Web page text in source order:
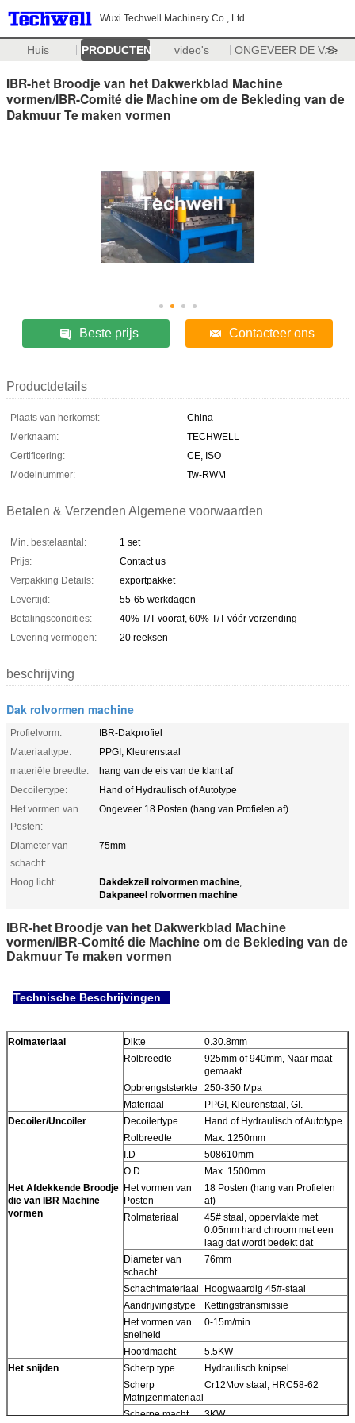
Wuxi Techwell Machinery Co., Ltd
Huis PRODUCTEN video's ONGEVEER DE V.S.
>>
IBR-het Broodje van het Dakwerkblad Machine
vormen/IBR-Comité die Machine om de Bekleding van de
Dakmuur Te maken vormen
Beste prijs Contacteer ons
Productdetails
Plaats van herkomst:
China
Merknaam:
TECHWELL
Certificering:
CE, ISO
Modelnummer:
Tw-RWM
Betalen & Verzenden Algemene voorwaarden
Min. bestelaantal:
1 set
Prijs:
Contact us
Verpakking Details:
exportpakket
Levertijd:
55-65 werkdagen
Betalingscondities:
40% T/T vooraf, 60% T/T vóór verzending
Levering vermogen:
20 reeksen
beschrijving
Dak rolvormen machine
Profielvorm:
IBR-Dakprofiel
Materiaaltype:
PPGI, Kleurenstaal
materiële breedte:
hang van de eis van de klant af
Decoilertype:
Hand of Hydraulisch of Autotype
Het vormen van
Posten:
Ongeveer 18 Posten (hang van Profielen af)
Diameter van
schacht:
75mm
Hoog licht: Dakdekzeil rolvormen machine,
Dakpaneel rolvormen machine
IBR-het Broodje van het Dakwerkblad Machine
vormen/IBR-Comité die Machine om de Bekleding van de
Dakmuur Te maken vormen
Technische Beschrijvingen
Rolmateriaal Dikte
0.30.8mm
Rolbreedte
925mm of 940mm, Naar maat
gemaakt
Opbrengststerkte
250-350 Mpa
Materiaal
PPGI, Kleurenstaal, GI.
Decoiler/Uncoiler
Decoilertype
Hand of Hydraulisch of Autotype
Rolbreedte
Max. 1250mm
I.D
508610mm
O.D
Max. 1500mm
Het Afdekkende Broodje
die van IBR Machine
vormen
Het vormen van
Posten
18 Posten (hang van Profielen
af)
Rolmateriaal
45# staal, oppervlakte met
0.05mm hard chroom met een
laag dat wordt bedekt dat
Diameter van
schacht
76mm
Schachtmateriaal
Hoogwaardig 45#-staal
Aandrijvingstype
Kettingstransmissie
Het vormen van
snelheid
0-15m/min
Hoofdmacht
5.5KW
Het snijden
Scherp type
Hydraulisch knipsel
Scherp
Matrijzenmateriaal
Cr12Mov staal, HRC58-62
Scherpe macht 3KW